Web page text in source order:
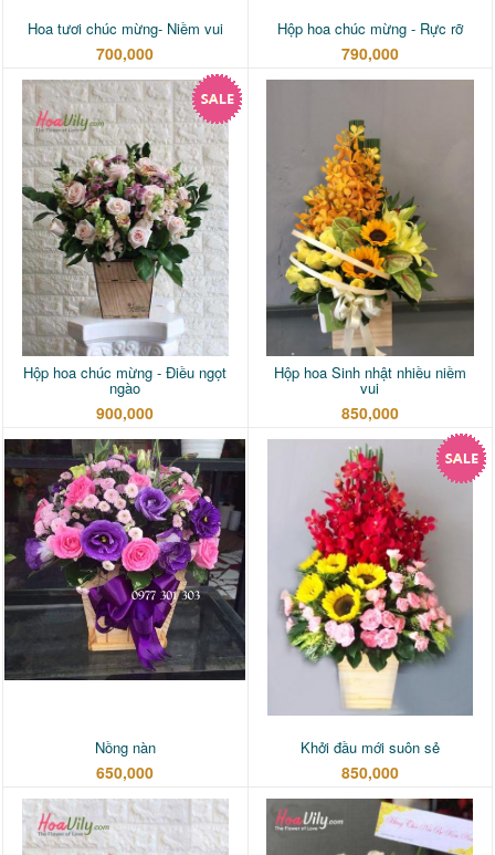
Hoa tươi chúc mừng- Niềm vui
700,000
Hộp hoa chúc mừng - Rực rỡ
790,000
Hộp hoa chúc mừng - Điều ngọt
ngào
900,000
Hộp hoa Sinh nhật nhiều niềm
vui
850,000
Nồng nàn
650,000
Khởi đầu mới suôn sẻ
850,000